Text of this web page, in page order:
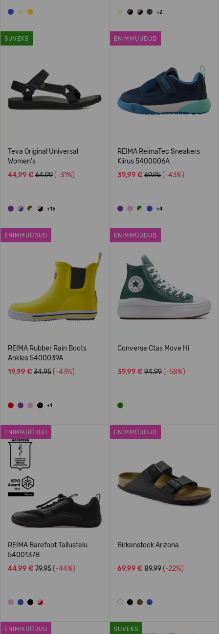
+2
SUVEKS
Teva Original Universal
Women's
44,99 € 64.99 (-31%)
+16
ENIMMÜÜDUD
REIMA ReimaTec Sneakers
Kiirus 5400006A
39,99 € 69.95 (-43%)
+4
ENIMMÜÜDUD
REIMA Rubber Rain Boots
Ankles 5400039A
19,99 € 34.95 (-43%)
+1
ENIMMÜÜDUD
Converse Ctas Move Hi
39,99 € 94.99 (-58%)
ENIMMÜÜDUD
REIMA Barefoot Tallustelu
5400137B
44,99 € 79.95 (-44%)
ENIMMÜÜDUD
Birkenstock Arizona
69,99 € 89.99 (-22%)
ENIMMÜÜDUD SUVEKS